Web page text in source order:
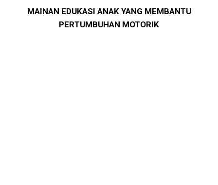
MAINAN EDUKASI ANAK YANG MEMBANTU
PERTUMBUHAN MOTORIK